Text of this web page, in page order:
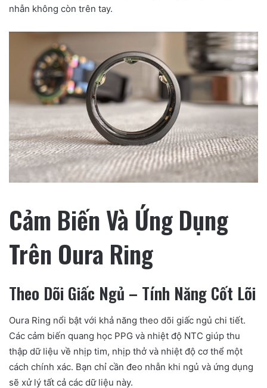
nhẫn không còn trên tay.
Cảm Biến Và Ứng Dụng
Trên Oura Ring
Theo Dõi Giấc Ngủ – Tính Năng Cốt Lõi
Oura Ring nổi bật với khả năng theo dõi giấc ngủ chi tiết.
Các cảm biến quang học PPG và nhiệt độ NTC giúp thu
thập dữ liệu về nhịp tim, nhịp thở và nhiệt độ cơ thể một
cách chính xác. Bạn chỉ cần đeo nhẫn khi ngủ và ứng dụng
sẽ xử lý tất cả các dữ liệu này.